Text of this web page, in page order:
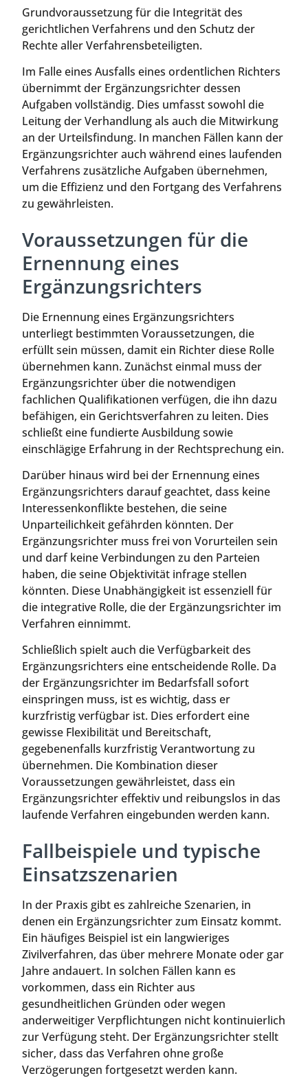
Grundvoraussetzung für die Integrität des
gerichtlichen Verfahrens und den Schutz der
Rechte aller Verfahrensbeteiligten.
Im Falle eines Ausfalls eines ordentlichen Richters
übernimmt der Ergänzungsrichter dessen
Aufgaben vollständig. Dies umfasst sowohl die
Leitung der Verhandlung als auch die Mitwirkung
an der Urteilsfindung. In manchen Fällen kann der
Ergänzungsrichter auch während eines laufenden
Verfahrens zusätzliche Aufgaben übernehmen,
um die Effizienz und den Fortgang des Verfahrens
zu gewährleisten.
Voraussetzungen für die
Ernennung eines
Ergänzungsrichters
Die Ernennung eines Ergänzungsrichters
unterliegt bestimmten Voraussetzungen, die
erfüllt sein müssen, damit ein Richter diese Rolle
übernehmen kann. Zunächst einmal muss der
Ergänzungsrichter über die notwendigen
fachlichen Qualifikationen verfügen, die ihn dazu
befähigen, ein Gerichtsverfahren zu leiten. Dies
schließt eine fundierte Ausbildung sowie
einschlägige Erfahrung in der Rechtsprechung ein.
Darüber hinaus wird bei der Ernennung eines
Ergänzungsrichters darauf geachtet, dass keine
Interessenkonflikte bestehen, die seine
Unparteilichkeit gefährden könnten. Der
Ergänzungsrichter muss frei von Vorurteilen sein
und darf keine Verbindungen zu den Parteien
haben, die seine Objektivität infrage stellen
könnten. Diese Unabhängigkeit ist essenziell für
die integrative Rolle, die der Ergänzungsrichter im
Verfahren einnimmt.
Schließlich spielt auch die Verfügbarkeit des
Ergänzungsrichters eine entscheidende Rolle. Da
der Ergänzungsrichter im Bedarfsfall sofort
einspringen muss, ist es wichtig, dass er
kurzfristig verfügbar ist. Dies erfordert eine
gewisse Flexibilität und Bereitschaft,
gegebenenfalls kurzfristig Verantwortung zu
übernehmen. Die Kombination dieser
Voraussetzungen gewährleistet, dass ein
Ergänzungsrichter effektiv und reibungslos in das
laufende Verfahren eingebunden werden kann.
Fallbeispiele und typische
Einsatzszenarien
In der Praxis gibt es zahlreiche Szenarien, in
denen ein Ergänzungsrichter zum Einsatz kommt.
Ein häufiges Beispiel ist ein langwieriges
Zivilverfahren, das über mehrere Monate oder gar
Jahre andauert. In solchen Fällen kann es
vorkommen, dass ein Richter aus
gesundheitlichen Gründen oder wegen
anderweitiger Verpflichtungen nicht kontinuierlich
zur Verfügung steht. Der Ergänzungsrichter stellt
sicher, dass das Verfahren ohne große
Verzögerungen fortgesetzt werden kann.